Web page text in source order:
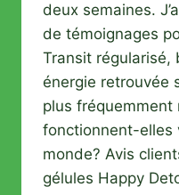
deux semaines.
de témoignages
Transit régularisé,
énergie retrouvée
plus fréquemment
fonctionnent-elles
monde? Avis
gélules Happy